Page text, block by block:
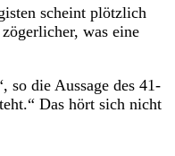
scheint plötzlich
was eine
so die Aussage des 41-
Das hört sich nicht